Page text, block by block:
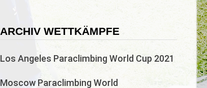
ARCHIV WETTKÄMPFE
Los Angeles Paraclimbing World Cup 2021
Moscow Paraclimbing World